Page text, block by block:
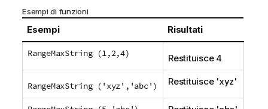
Esempi di funzioni
Esempi Risultati
RangeMaxString (1,2,4) Restituisce 4
RangeMaxString ('xyz','abc') Restituisce 'xyz'